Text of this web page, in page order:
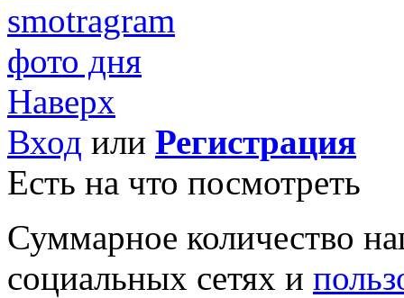
smotragram
фото дня
Наверх
Вход или Регистрация
Есть на что посмотреть
Суммарное количество
социальных сетях и